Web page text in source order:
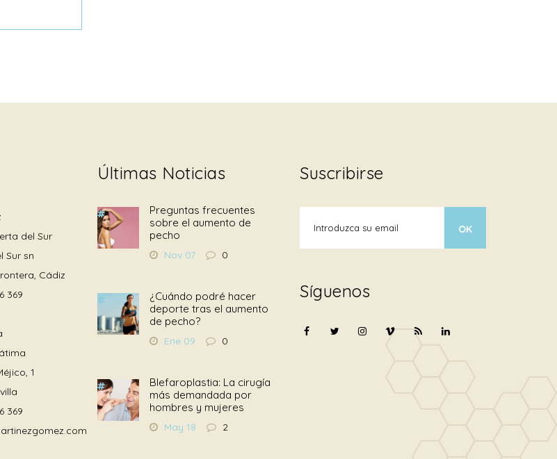
del Sur
Sur sn
Cádiz
369
1
369
Últimas Noticias
Preguntas frecuentes
sobre el aumento de
pecho
Nov 07 0
¿Cuándo podré hacer
deporte tras el aumento
de pecho?
Ene 09 0
Blefaroplastia: La cirugía
más demandada por
hombres y mujeres
May 18 2
Suscribirse
Síguenos